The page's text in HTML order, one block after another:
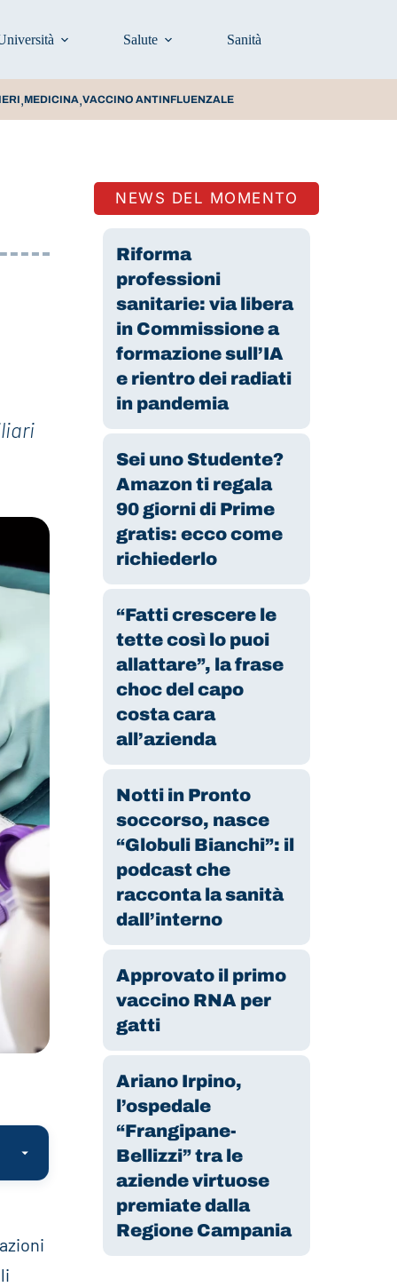
Salute Sanità
,MEDICINA,VACCINO ANTINFLUENZALE
NEWS DEL MOMENTO
Riforma
professioni
sanitarie: via libera
in Commissione a
formazione sull’IA
e rientro dei radiati
in pandemia
Sei uno Studente?
Amazon ti regala
90 giorni di Prime
gratis: ecco come
richiederlo
“Fatti crescere le
tette così lo puoi
allattare”, la frase
choc del capo
costa cara
all’azienda
Notti in Pronto
soccorso, nasce
“Globuli Bianchi”: il
podcast che
racconta la sanità
dall’interno
Approvato il primo
vaccino RNA per
gatti
Ariano Irpino,
l’ospedale
“Frangipane-
Bellizzi” tra le
aziende virtuose
premiate dalla
Regione Campania